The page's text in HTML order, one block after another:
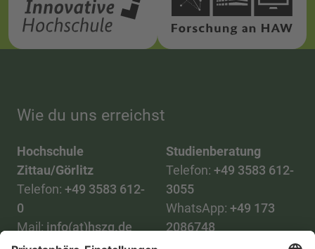
Wie du uns erreichst
Hochschule
Zittau/Görlitz
Telefon: +49 3583 612-
0
Mail: info(at)hszg.de
Studienberatung
Telefon: +49 3583 612-
3055
WhatsApp: +49 173
2086748